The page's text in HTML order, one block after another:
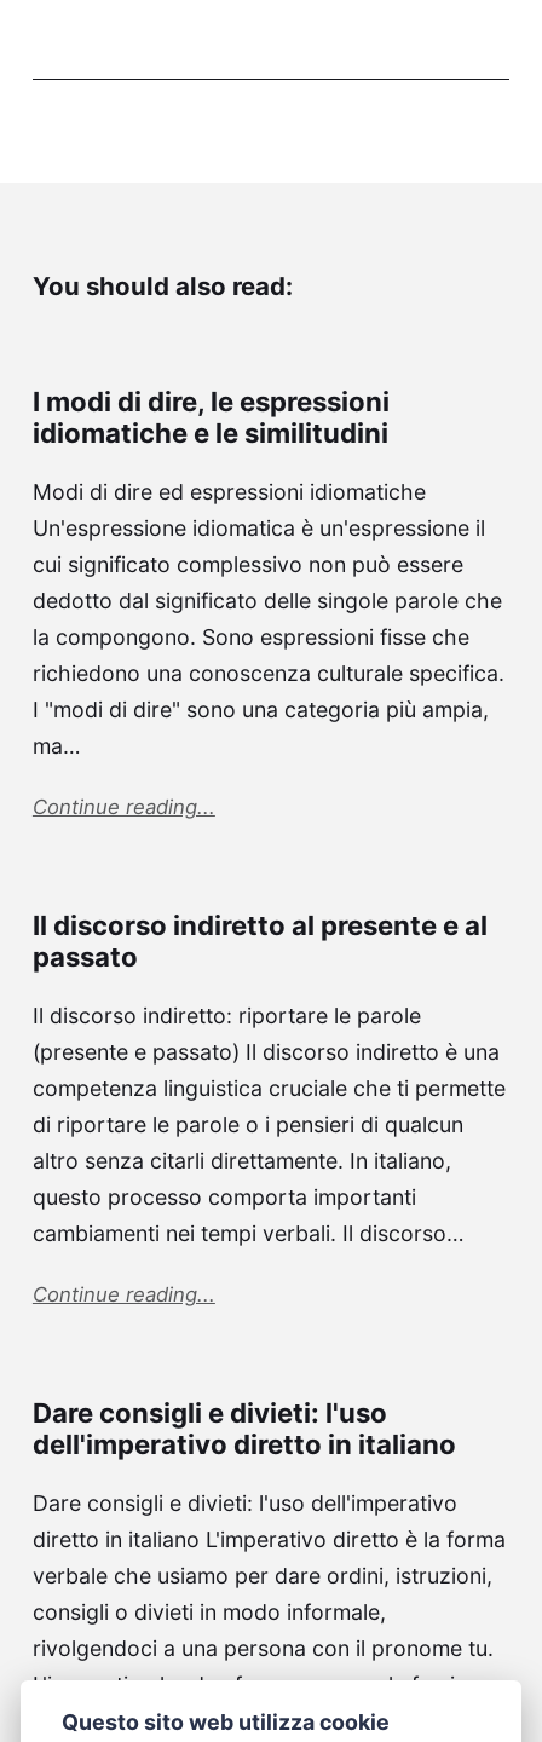
You should also read:
I modi di dire, le espressioni
idiomatiche e le similitudini
Modi di dire ed espressioni idiomatiche
Un'espressione idiomatica è un'espressione il
cui significato complessivo non può essere
dedotto dal significato delle singole parole che
la compongono. Sono espressioni fisse che
richiedono una conoscenza culturale specifica.
I "modi di dire" sono una categoria più ampia,
ma…
Continue reading...
Il discorso indiretto al presente e al
passato
Il discorso indiretto: riportare le parole
(presente e passato) Il discorso indiretto è una
competenza linguistica cruciale che ti permette
di riportare le parole o i pensieri di qualcun
altro senza citarli direttamente. In italiano,
questo processo comporta importanti
cambiamenti nei tempi verbali. Il discorso…
Continue reading...
Dare consigli e divieti: l'uso
dell'imperativo diretto in italiano
Dare consigli e divieti: l'uso dell'imperativo
diretto in italiano L'imperativo diretto è la forma
verbale che usiamo per dare ordini, istruzioni,
consigli o divieti in modo informale,
rivolgendoci a una persona con il pronome tu.
L'imperativo ha due forme: una per le frasi
affermative (ordini…
Questo sito web utilizza cookie